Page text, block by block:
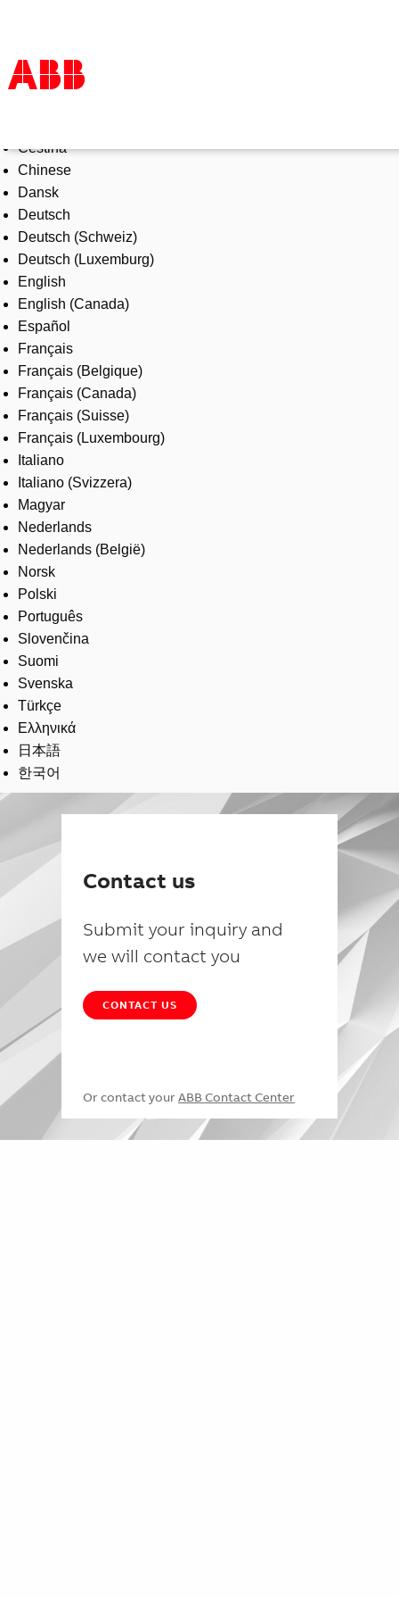
Products & Solutions
Industries
Services
About us
Where to buy
Contact us
Careers
Čeština
Chinese
Dansk
Deutsch
Deutsch (Schweiz)
Deutsch (Luxemburg)
English
English (Canada)
Español
Français
Français (Belgique)
Français (Canada)
Français (Suisse)
Français (Luxembourg)
Italiano
Italiano (Svizzera)
Magyar
Nederlands
Nederlands (België)
Norsk
Polski
Português
Slovenčina
Suomi
Svenska
Türkçe
Ελληνικά
日本語
한국어
Contact us
Submit your inquiry and
we will contact you
CONTACT US
Or contact your ABB Contact Center